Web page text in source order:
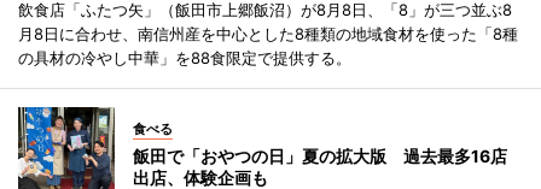
飲食店「ふたつ矢」（飯田市上郷飯沼）が8月8日、「8」が三つ並ぶ8
月8日に合わせ、南信州産を中心とした8種類の地域食材を使った「8種
の具材の冷やし中華」を88食限定で提供する。
食べる
飯田で「おやつの日」夏の拡大版 過去最多16店
出店、体験企画も